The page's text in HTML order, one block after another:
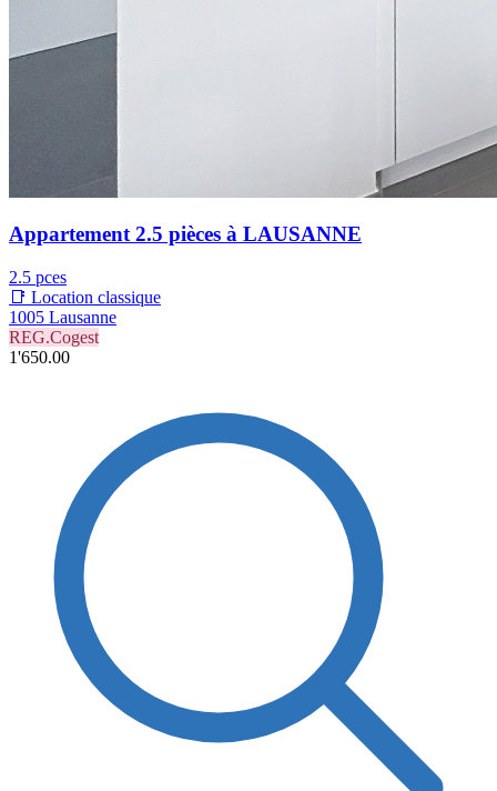
Appartement 2.5 pièces à LAUSANNE
2.5 pces
📑 Location classique
1005 Lausanne
REG.Cogest
1'650.00